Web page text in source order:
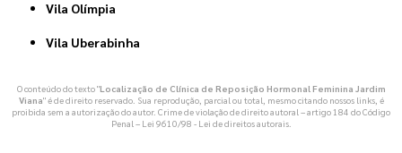
Vila Olímpia
Vila Uberabinha
O conteúdo do texto "Localização de Clínica de Reposição Hormonal Feminina Jardim
Viana" é de direito reservado. Sua reprodução, parcial ou total, mesmo citando nossos links, é
proibida sem a autorização do autor. Crime de violação de direito autoral – artigo 184 do Código
Penal – Lei 9610/98 - Lei de direitos autorais.